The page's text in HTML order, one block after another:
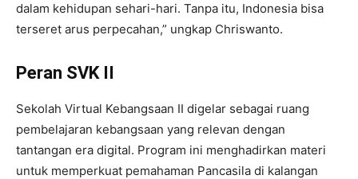
dalam kehidupan sehari-hari. Tanpa itu, Indonesia bisa
terseret arus perpecahan,” ungkap Chriswanto.
Peran SVK II
Sekolah Virtual Kebangsaan II digelar sebagai ruang
pembelajaran kebangsaan yang relevan dengan
tantangan era digital. Program ini menghadirkan materi
untuk memperkuat pemahaman Pancasila di kalangan